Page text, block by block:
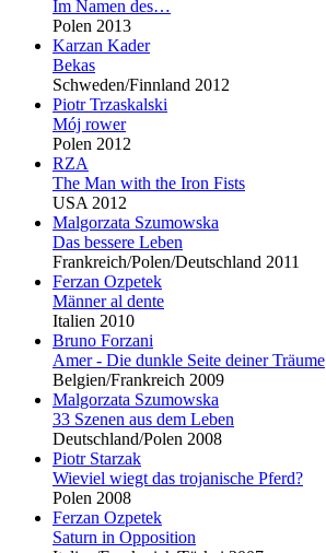
Im Namen des…
Polen 2013
Karzan Kader
Bekas
Schweden/Finnland 2012
Piotr Trzaskalski
Mój rower
Polen 2012
RZA
The Man with the Iron Fists
USA 2012
Malgorzata Szumowska
Das bessere Leben
Frankreich/Polen/Deutschland 2011
Ferzan Ozpetek
Männer al dente
Italien 2010
Bruno Forzani
Amer - Die dunkle Seite deiner Träume
Belgien/Frankreich 2009
Malgorzata Szumowska
33 Szenen aus dem Leben
Deutschland/Polen 2008
Piotr Starzak
Wieviel wiegt das trojanische Pferd?
Polen 2008
Ferzan Ozpetek
Saturn in Opposition